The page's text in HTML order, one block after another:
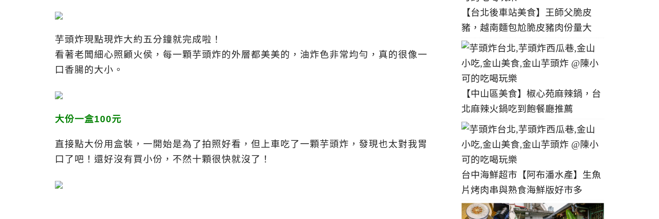
芋頭炸現點現炸大約五分鐘就完成啦！
看著老闆細心照顧火侯，每一顆芋頭炸的外層都美美的，油炸色非常均勻，真的很像一
口香腸的大小。
大份一盒100元
直接點大份用盒裝，一開始是為了拍照好看，但上車吃了一顆芋頭炸，發現也太對我胃
口了吧！還好沒有買小份，不然十顆很快就沒了！
【台北後車站美食】王師父脆皮
豬，越南麵包尬脆皮豬肉份量大
【中山區美食】椒心苑麻辣鍋，台
北麻辣火鍋吃到飽餐廳推薦
台中海鮮超市【阿布潘水產】生魚
片烤肉串與熟食海鮮版好市多